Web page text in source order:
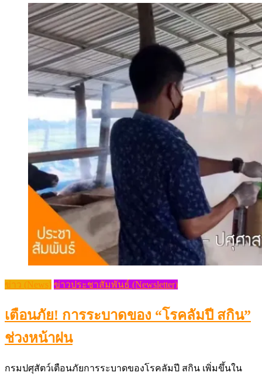
ข่าว (News) ข่าวประชาสัมพันธ์ (Newsletter)
เตือนภัย! การระบาดของ “โรคลัมปี สกิน”
ช่วงหน้าฝน
กรมปศุสัตว์เตือนภัยการระบาดของโรคลัมปี สกิน เพิ่มขึ้นใน